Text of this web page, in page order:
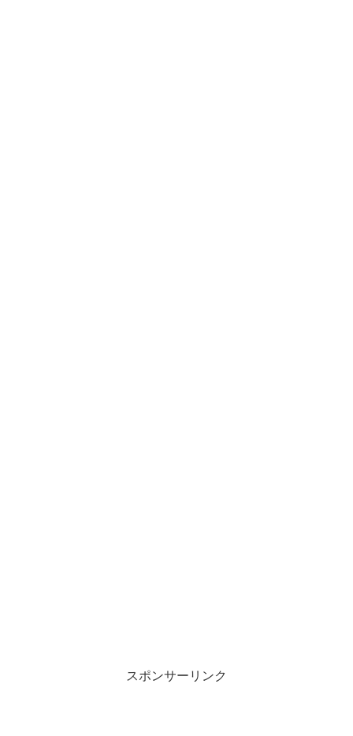
スポンサーリンク